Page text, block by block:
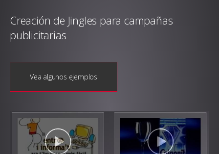
Creación de Jingles para campañas
publicitarias
Vea algunos ejemplos